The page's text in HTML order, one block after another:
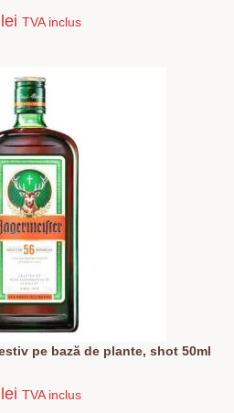
lei TVA inclus
pe bază de plante, shot 50ml
lei TVA inclus